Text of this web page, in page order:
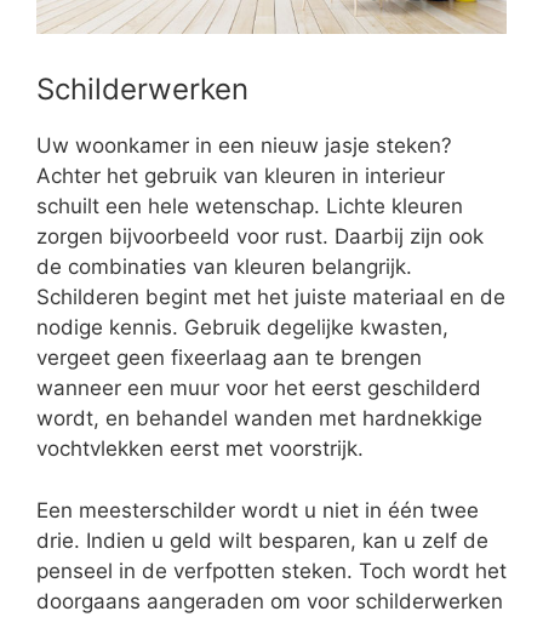
Schilderwerken
Uw woonkamer in een nieuw jasje steken?
Achter het gebruik van kleuren in interieur
schuilt een hele wetenschap. Lichte kleuren
zorgen bijvoorbeeld voor rust. Daarbij zijn ook
de combinaties van kleuren belangrijk.
Schilderen begint met het juiste materiaal en de
nodige kennis. Gebruik degelijke kwasten,
vergeet geen fixeerlaag aan te brengen
wanneer een muur voor het eerst geschilderd
wordt, en behandel wanden met hardnekkige
vochtvlekken eerst met voorstrijk.
Een meesterschilder wordt u niet in één twee
drie. Indien u geld wilt besparen, kan u zelf de
penseel in de verfpotten steken. Toch wordt het
doorgaans aangeraden om voor schilderwerken